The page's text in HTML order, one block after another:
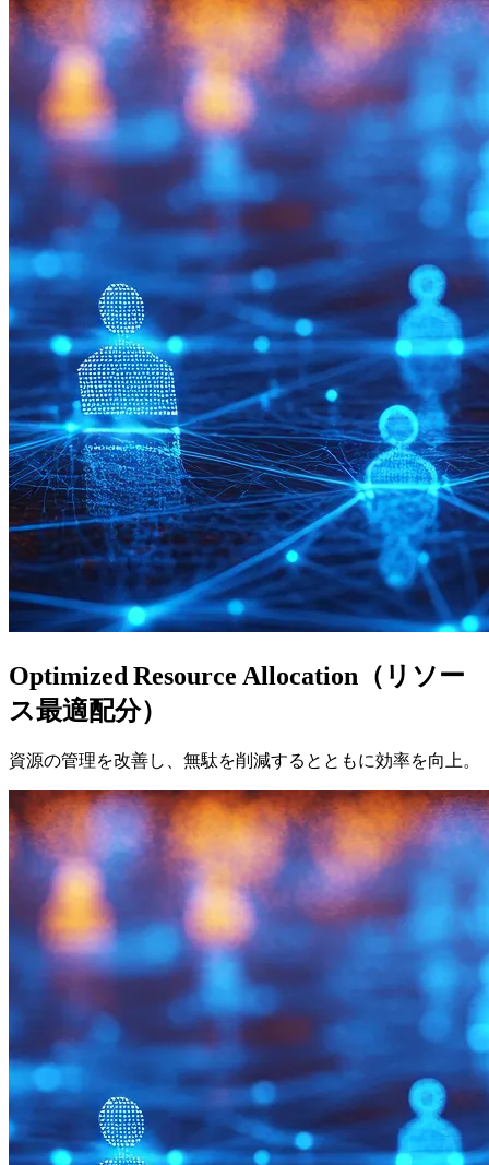
Optimized Resource Allocation（リソー
ス最適配分）
資源の管理を改善し、無駄を削減するとともに効率を向上。